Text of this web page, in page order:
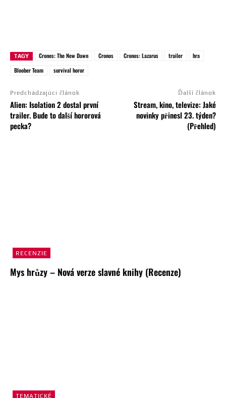
TAGY Cronos: The New Dawn Cronos Cronos: Lazarus trailer
hra
Bloober Team
survival horor
Predchádzajúci článok
Alien: Isolation 2 dostal první
trailer. Bude to další hororová
pecka?
Ďalší článok
Stream, kino, televize: Jaké
novinky přinesl 23. týden?
(Přehled)
RECENZIE
Mys hrůzy – Nová verze slavné knihy (Recenze)
TEMATICKÉ